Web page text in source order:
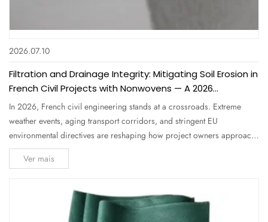
2026.07.10
Filtration and Drainage Integrity: Mitigating Soil Erosion in
French Civil Projects with Nonwovens — A 2026
Comprehensive Guide for Engineers and Buyers
In 2026, French civil engineering stands at a crossroads. Extreme
weather events, aging transport corridors, and stringent EU
environmental directives are reshaping how project owners approach
filtration and drainage integrity . Soil erosion alone costs France an
estimated €1.2 billion annually in infrastructure damage and...
Ver mais